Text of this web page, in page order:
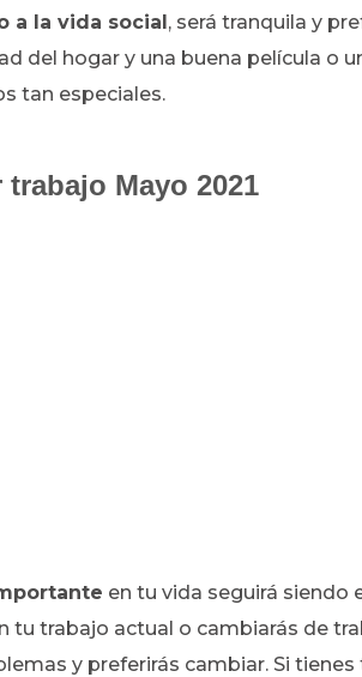
a la vida social, será tranquila y
del hogar y una buena película o
tan especiales.
trabajo Mayo 2021
en tu vida seguirá siendo
tu trabajo actual o cambiarás de
y preferirás cambiar. Si